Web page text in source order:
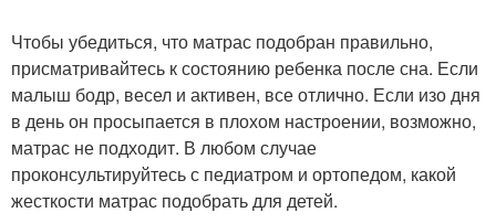
Чтобы убедиться, что матрас подобран правильно,
присматривайтесь к состоянию ребенка после сна. Если
малыш бодр, весел и активен, все отлично. Если изо дня
в день он просыпается в плохом настроении, возможно,
матрас не подходит. В любом случае
проконсультируйтесь с педиатром и ортопедом, какой
жесткости матрас подобрать для детей.